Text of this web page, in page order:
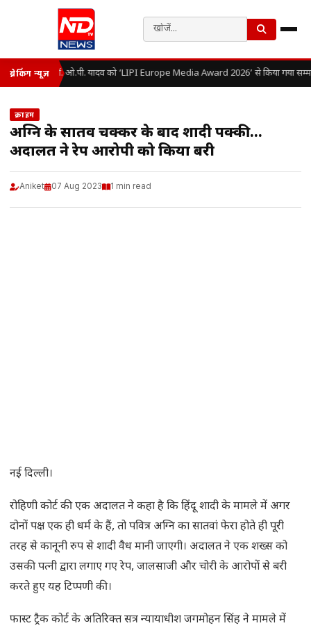
ब्रेकिंग न्यूज़ डॉ. ओ.पी. यादव को ‘LIPI Europe Media Award 2026’ से किया गया
क्राइम
अग्नि के सातवें चक्कर के बाद शादी पक्की…
अदालत ने रेप आरोपी को किया बरी
Aniket 07 Aug 2023 1 min read
नई दिल्ली।
रोहिणी कोर्ट की एक अदालत ने कहा है कि हिंदू शादी के मामले में अगर
दोनों पक्ष एक ही धर्म के हैं, तो पवित्र अग्नि का सातवां फेरा होते ही पूरी
तरह से कानूनी रुप से शादी वैध मानी जाएगी। अदालत ने एक शख्स को
उसकी पत्नी द्वारा लगाए गए रेप, जालसाजी और चोरी के आरोपों से बरी
करते हुए यह टिप्पणी की।
फास्ट ट्रैक कोर्ट के अतिरिक्त सत्र न्यायाधीश जगमोहन सिंह ने मामले में